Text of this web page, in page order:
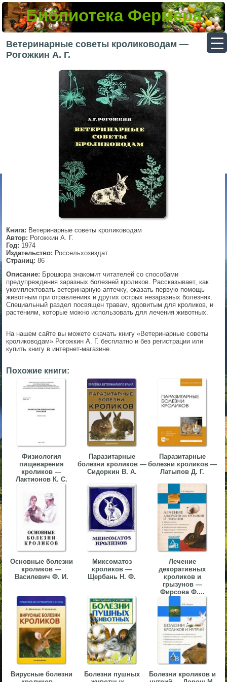
Библиотека Фермера
Ветеринарные советы кролиководам —
Рогожкин А. Г.
Книга: Ветеринарные советы кролиководам
Автор: Рогожкин А. Г.
Год: 1974
Издательство: Россельхозиздат
Страниц: 86
Описание: Брошюра знакомит читателей со способами
предупреждения заразных болезней кроликов. Рассказывает, как
укомплектовать ветеринарную аптечку, оказать первую помощь
животным при отравлениях и других острых незаразных болезнях.
Специальный раздел посвящен травам, ядовитым для кроликов, и
растениям, которые можно использовать для лечения животных.
На нашем сайте вы можете скачать книгу «Ветеринарные советы
кролиководам» Рогожкин А. Г. бесплатно и без регистрации или
купить книгу в интернет-магазине.
Похожие книги:
Физиология
пищеварения
кроликов —
Лактионов К. С.
Паразитарные
болезни кроликов —
Сидоркин В. А.
Паразитарные
болезни кроликов —
Латыпов Д. Г.
Основные болезни
кроликов —
Василевич Ф. И.
Миксоматоз
кроликов —
Щербань Н. Ф.
Лечение
декоративных
кроликов и
грызунов —
Фирсова Ф....
Вирусные болезни
Болезни пушных
Болезни кроликов и
▼
▼
▼
▼
▼